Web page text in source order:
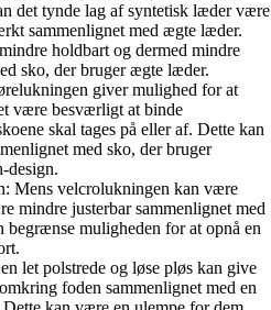
det tynde lag af syntetisk læder være
sammenlignet med ægte læder.
holdbart og dermed mindre
sko, der bruger ægte læder.
giver mulighed for at
være besværligt at binde
skal tages på eller af. Dette kan
med sko, der bruger
design.
Mens velcrolukningen kan være
mindre justerbar sammenlignet med
begrænse muligheden for at opnå en
let polstrede og løse pløs kan give
foden sammenlignet med en